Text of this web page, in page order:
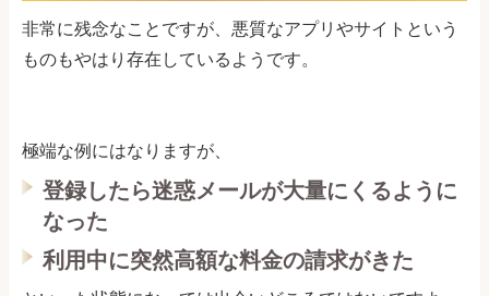
非常に残念なことですが、悪質なアプリやサイトという
ものもやはり存在しているようです。
極端な例にはなりますが、
登録したら迷惑メールが大量にくるように
なった
利用中に突然高額な料金の請求がきた